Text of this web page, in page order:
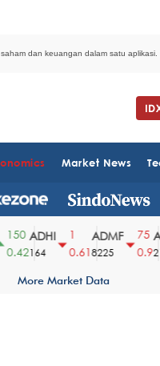
dan keuangan dalam satu aplikasi.
Market News
150 ADHI
164
0.61
ADMF
8225
75
0.9214
More Market Data